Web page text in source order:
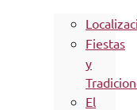
Fiestas
y
El